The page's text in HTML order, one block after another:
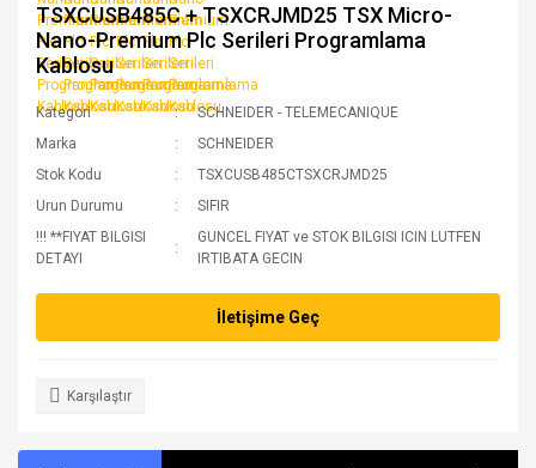
TSXCUSB485C + TSXCRJMD25 TSX Micro-
Nano-Premium Plc Serileri Programlama
Kablosu
Kategori
SCHNEIDER - TELEMECANIQUE
Marka
SCHNEIDER
Stok Kodu
TSXCUSB485CTSXCRJMD25
Urun Durumu
SIFIR
!!! **FIYAT BILGISI
DETAYI
GUNCEL FIYAT ve STOK BILGISI ICIN LUTFEN
IRTIBATA GECIN
İletişime Geç
Karşılaştır